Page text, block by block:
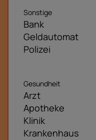
Sonstige
Bank
Geldautomat
Polizei
Gesundheit
Arzt
Apotheke
Klinik
Krankenhaus